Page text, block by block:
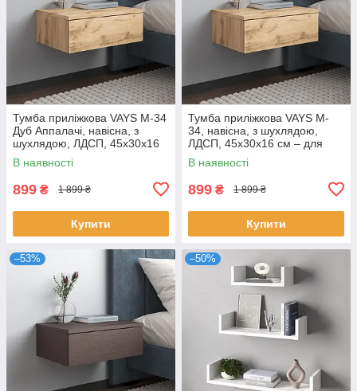
Тумба приліжкова VAYS M-34
Дуб Аппалачі, навісна, з
шухлядою, ЛДСП, 45х30х16
см – для спальні
В наявності
899 ₴ 1 899 ₴
Купити
Тумба приліжкова VAYS M-
34, навісна, з шухлядою,
ЛДСП, 45х30х16 см – для
спальні
В наявності
899 ₴ 1 899 ₴
Купити
–53% –50%